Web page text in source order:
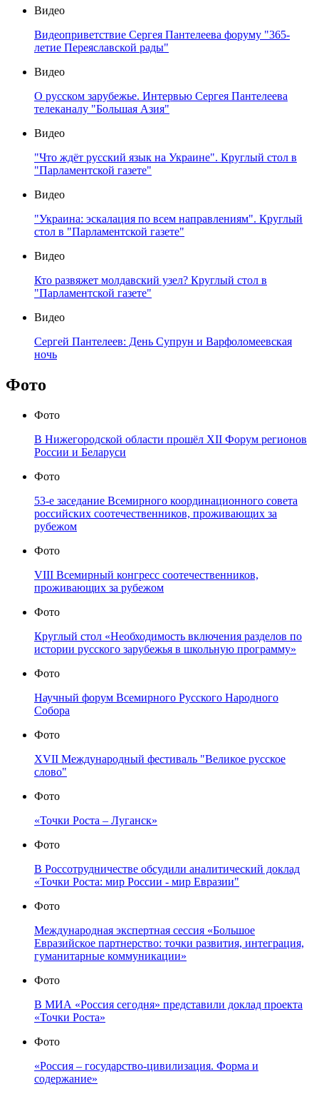
Видео
Видеоприветствие Сергея Пантелеева форуму "365-
летие Переяславской рады"
Видео
О русском зарубежье. Интервью Сергея Пантелеева
телеканалу "Большая Азия"
Видео
"Что ждёт русский язык на Украине". Круглый стол в
"Парламентской газете"
Видео
"Украина: эскалация по всем направлениям". Круглый
стол в "Парламентской газете"
Видео
Кто развяжет молдавский узел? Круглый стол в
"Парламентской газете"
Видео
Сергей Пантелеев: День Супрун и Варфоломеевская
ночь
Фото
Фото
В Нижегородской области прошёл XII Форум регионов
России и Беларуси
Фото
53-е заседание Всемирного координационного совета
российских соотечественников, проживающих за
рубежом
Фото
VIII Всемирный конгресс соотечественников,
проживающих за рубежом
Фото
Круглый стол «Необходимость включения разделов по
истории русского зарубежья в школьную программу»
Фото
Научный форум Всемирного Русского Народного
Собора
Фото
XVII Международный фестиваль "Великое русское
слово"
Фото
«Точки Роста – Луганск»
Фото
В Россотрудничестве обсудили аналитический доклад
«Точки Роста: мир России - мир Евразии"
Фото
Международная экспертная сессия «Большое
Евразийское партнерство: точки развития, интеграция,
гуманитарные коммуникации»
Фото
В МИА «Россия сегодня» представили доклад проекта
«Точки Роста»
Фото
«Россия – государство-цивилизация. Форма и
содержание»